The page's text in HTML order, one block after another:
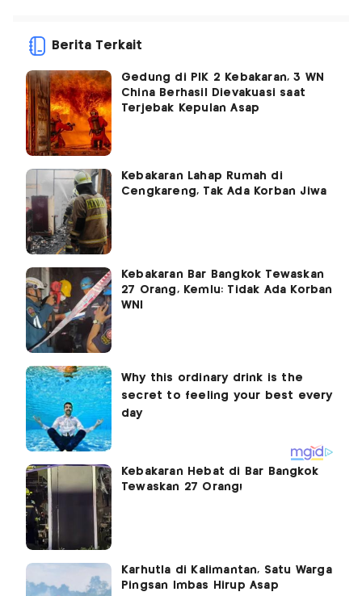
Berita Terkait
Gedung di PIK 2 Kebakaran, 3 WN
China Berhasil Dievakuasi saat
Terjebak Kepulan Asap
Kebakaran Lahap Rumah di
Cengkareng, Tak Ada Korban Jiwa
Kebakaran Bar Bangkok Tewaskan
27 Orang, Kemlu: Tidak Ada Korban
WNI
Kebakaran Hebat di Bar Bangkok
Tewaskan 27 Orang!
Karhutla di Kalimantan, Satu Warga
Pingsan Imbas Hirup Asap